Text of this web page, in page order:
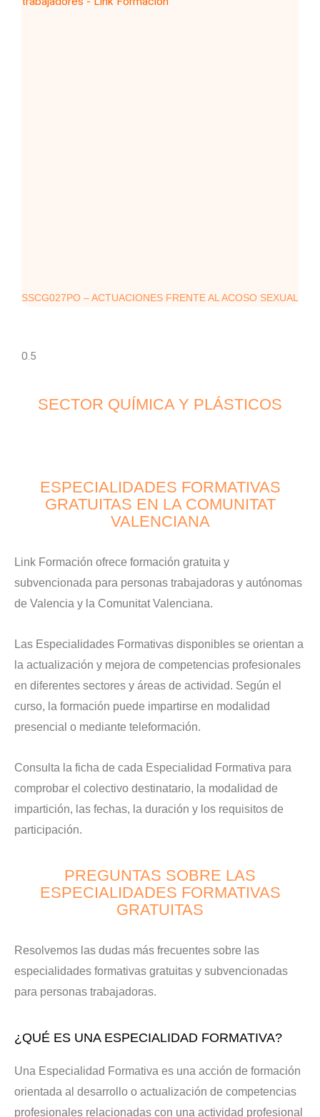
SSCG027PO – ACTUACIONES FRENTE AL ACOSO SEXUAL
SECTOR QUÍMICA Y PLÁSTICOS
ESPECIALIDADES FORMATIVAS
GRATUITAS EN LA COMUNITAT
VALENCIANA
Link Formación ofrece formación gratuita y
subvencionada para personas trabajadoras y autónomas
de Valencia y la Comunitat Valenciana.
Las Especialidades Formativas disponibles se orientan a
la actualización y mejora de competencias profesionales
en diferentes sectores y áreas de actividad. Según el
curso, la formación puede impartirse en modalidad
presencial o mediante teleformación.
Consulta la ficha de cada Especialidad Formativa para
comprobar el colectivo destinatario, la modalidad de
impartición, las fechas, la duración y los requisitos de
participación.
PREGUNTAS SOBRE LAS
ESPECIALIDADES FORMATIVAS
GRATUITAS
Resolvemos las dudas más frecuentes sobre las
especialidades formativas gratuitas y subvencionadas
para personas trabajadoras.
¿QUÉ ES UNA ESPECIALIDAD FORMATIVA?
Una Especialidad Formativa es una acción de formación
orientada al desarrollo o actualización de competencias
profesionales relacionadas con una actividad profesional